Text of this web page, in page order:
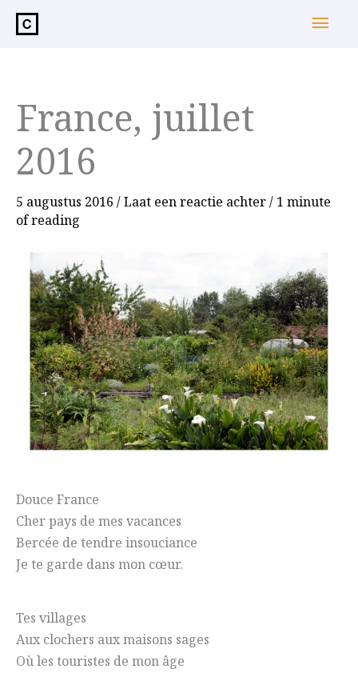
inhoud
France, juillet
2016
5 augustus 2016 /Laat een reactie achter/ 1 minute
of reading
Douce France
Cher pays de mes vacances
Bercée de tendre insouciance
Je te garde dans mon cœur.
Tes villages
Aux clochers aux maisons sages
Où les touristes de mon âge